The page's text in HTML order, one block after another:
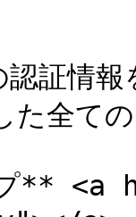
証情報
た全て
** <a